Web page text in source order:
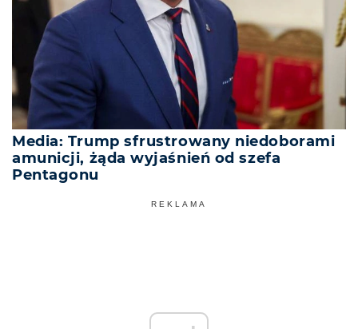
Media: Trump sfrustrowany niedoborami
amunicji, żąda wyjaśnień od szefa
Pentagonu
REKLAMA